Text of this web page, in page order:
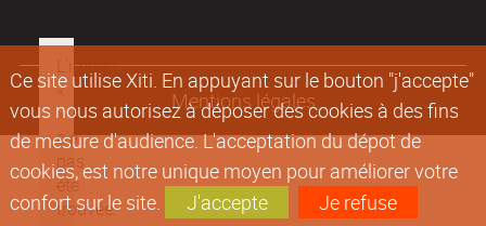
Ce site utilise Xiti. En appuyant sur le bouton "j'accepte"
vous nous autorisez à déposer des cookies à des fins
de mesure d'audience. L'acceptation du dépot de
cookies, est notre unique moyen pour améliorer votre
confort sur le site.
J'accepte Je refuse
Mentions légales